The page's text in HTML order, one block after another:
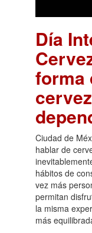
Día
forma
Ciudad de
hablar de
hábitos de
vez más
permitan
la misma
más